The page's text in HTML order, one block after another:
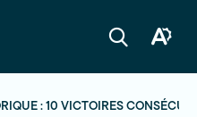
Ouvrir
recherche
Ouvrir
outils
: 10 VICTOIRES